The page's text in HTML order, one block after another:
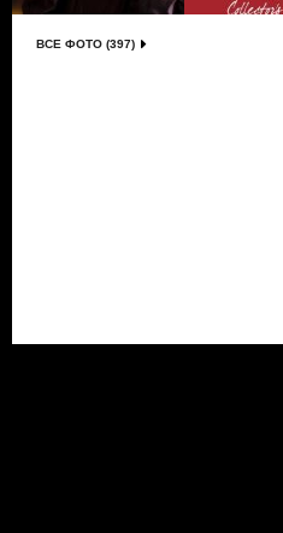
ВСЕ ФОТО (397)